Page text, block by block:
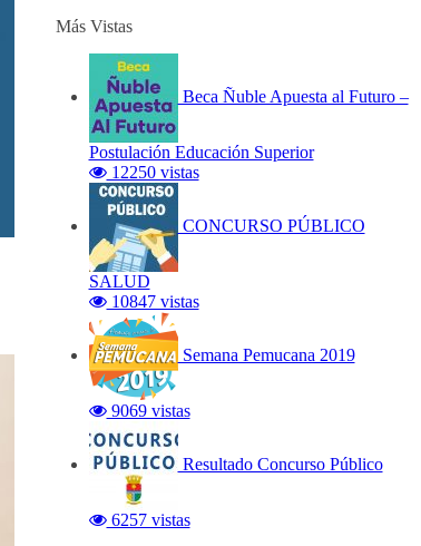
Más Vistas
Beca Ñuble Apuesta al Futuro –
Postulación Educación Superior
12250 vistas
CONCURSO PÚBLICO
SALUD
10847 vistas
Semana Pemucana 2019
9069 vistas
Resultado Concurso Público
6257 vistas